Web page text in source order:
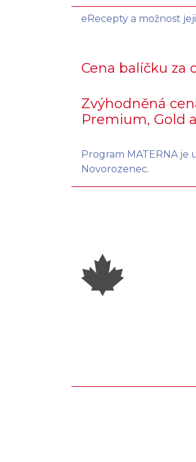
eRecepty a možnost
Cena balíčku
Zvýhodněná
Premium, Gold
Program MATERNA
Novorozenec.